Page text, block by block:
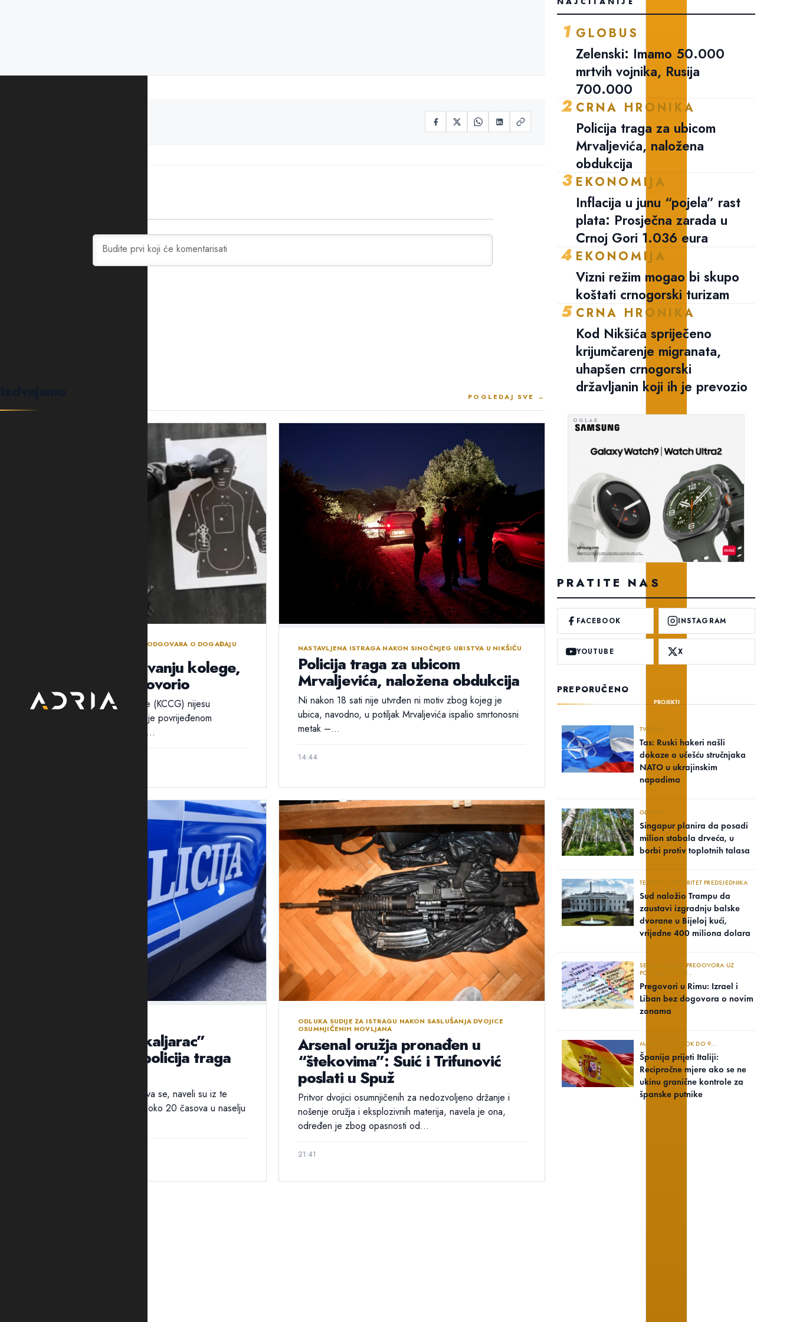
PROJEKTI
POGLEDAJ SVE →
BEZBJEDNOSNI SEKTOR DANIMA NE ODGOVARA O DOGAĐAJU
Policija ćuti o ranjavanju kolege,
ali traži ko je progovorio
Ni iz Kliničkog centra Crne Gore (KCCG) nijesu
odgovorili na pitanja Adrije da li je povrijeđenom
policajcu B.B. ukazivana pomoć...
NASTAVLJENA ISTRAGA NAKON SINOĆNJEG UBISTVA U NIKŠIĆU
Policija traga za ubicom
Mrvaljevića, naložena obdukcija
Ni nakon 18 sati nije utvrđen ni motiv zbog kojeg je
ubica, navodno, u potiljak Mrvaljevića ispalio smrtonosni
metak –...
14:44
NIKŠIĆ: Ubijen “škaljarac”
Jovan Mrvaljević, policija traga
Policija traga za ubicom. Pucnjava se, naveli su iz te
bezbjednosne službe, dogodila oko 20 časova u naselju
ODLUKA SUDIJE ZA ISTRAGU NAKON SASLUŠANJA DVOJICE
OSUMNJIČENIH NOVLJANA
Arsenal oružja pronađen u
“štekovima”: Suić i Trifunović
poslati u Spuž
Pritvor dvojici osumnjičenih za nedozvoljeno držanje i
nošenje oružja i eksplozivnih materija, navela je ona,
određen je zbog opasnosti od...
21:41
1 GLOBUS
Zelenski: Imamo 50.000
mrtvih vojnika, Rusija
700.000
2 CRNA HRONIKA
Policija traga za ubicom
Mrvaljevića, naložena
obdukcija
3 EKONOMIJA
Inflacija u junu “pojela” rast
plata: Prosječna zarada u
Crnoj Gori 1.036 eura
4 EKONOMIJA
Vizni režim mogao bi skupo
koštati crnogorski turizam
5 CRNA HRONIKA
Kod Nikšića spriječeno
krijumčarenje migranata,
uhapšen crnogorski
državljanin koji ih je prevozio
PRATITE NAS
FACEBOOK INSTAGRAM
YOUTUBE X
PREPORUČENO
TVRDNJE
Tas: Ruski hakeri našli
dokaze o učešću stručnjaka
NATO u ukrajinskim
napadima
GLOBUS
Singapur planira da posadi
milion stabala drveća, u
borbi protiv toplotnih talasa
TESTIRAN AUTORITET PREDSJEDNIKA
Sud naložio Trampu da
zaustavi izgradnju balske
dvorane u Bijeloj kući,
vrijedne 400 miliona dolara
SEDMA RUNDA PREGOVORA UZ
POSREDOVANJE..
Pregovori u Rimu: Izrael i
Liban bez dogovora o novim
zonama
MADRID DAO ROK DO 9...
Španija prijeti Italiji:
Recipročne mjere ako se ne
ukinu granične kontrole za
španske putnike